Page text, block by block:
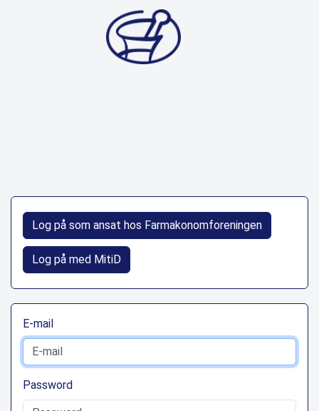
Log på som ansat hos Farmakonomforeningen
Log på med MitiD
E-mail
Password